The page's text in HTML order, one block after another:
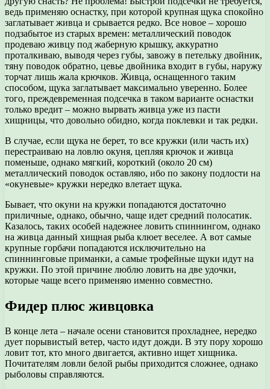
ведь применяю оснастку, при которой крупная щука спокойно
заглатывает живца и срывается редко. Все новое – хорошо
подзабытое из старых времен: металлический поводок
продеваю живцу под жаберную крышку, аккуратно
проталкиваю, выводя через губы, завожу в петельку двойник,
тяну поводок обратно, цевье двойника входит в губы, наружу
торчат лишь жала крючков. Живца, оснащенного таким
способом, щука заглатывает максимально уверенно. Более
того, преждевременная подсечка в таком варианте оснастки
только вредит – можно вырвать живца уже из пасти
хищницы, что довольно обидно, когда поклевки и так редки.
В случае, если щука не берет, то все кружки (или часть их)
перестраиваю на ловлю окуня, цепляя крючок и живца
поменьше, однако мягкий, короткий (около 20 см)
металлический поводок оставляю, ибо по закону подлости на
«окуневые» кружки нередко влетает щука.
Бывает, что окуни на кружки попадаются достаточно
приличные, однако, обычно, чаще идет средний полосатик.
Казалось, таких особей надежнее ловить спиннингом, однако
на живца данный хищная рыба клюет веселее. А вот самые
крупные горбачи попадаются исключительно на
спиннинговые приманки, а самые трофейные щуки идут на
кружки. По этой причине люблю ловить на две удочки,
которые чаще всего применяю именно совместно.
Фидер плюс живцовка
В конце лета – начале осени становится прохладнее, нередко
дует порывистый ветер, часто идут дожди. В эту пору хорошо
ловит тот, кто много двигается, активно ищет хищника.
Почитателям ловли белой рыбы приходится сложнее, однако
рыболовы справляются.